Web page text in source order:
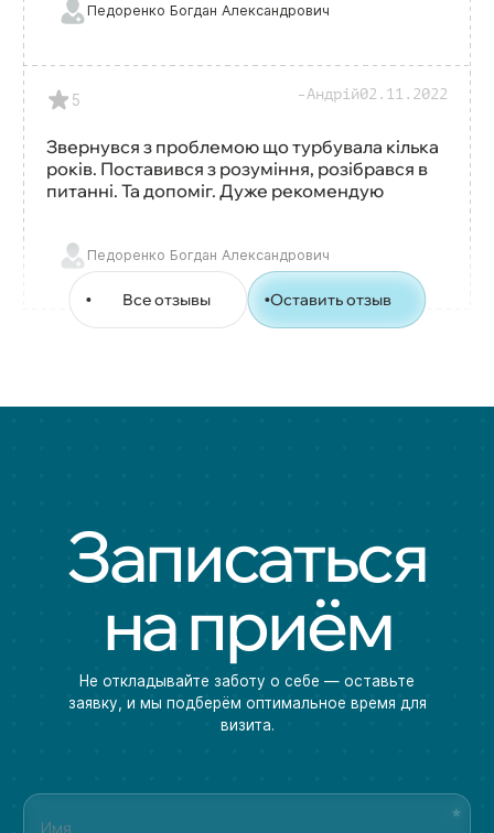
Педоренко Богдан Александрович
5 Андрій02.11.2022
Звернувся з проблемою що турбувала кілька
років. Поставився з розуміння, розібрався в
питанні. Та допоміг. Дуже рекомендую
Педоренко Богдан Александрович
Все отзывы Оставить отзыв
Записаться
на приём
Не откладывайте заботу о себе — оставьте
заявку, и мы подберём оптимальное время для
визита.